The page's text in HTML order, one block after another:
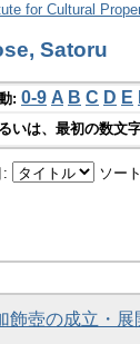
for Cultural
Satoru
: 0-9 A B C D E
いは、最初の数文
: ソー
飾壺の成立・